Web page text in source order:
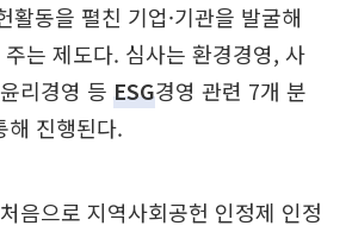
활동을 펼친 기업·기관을 발굴해
는 제도다. 심사는 환경경영, 사
리경영 등 ESG경영 관련 7개 분
해 진행된다.
음으로 지역사회공헌 인정제 인정